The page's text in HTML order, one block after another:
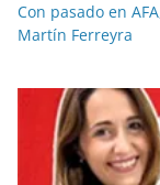
Con pasado en
Martín Ferreyra